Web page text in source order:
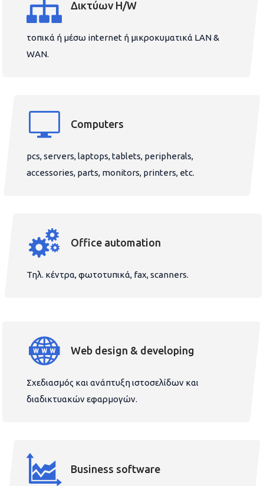
Δικτύων H/W
τοπικά ή μέσω internet ή μικροκυματικά LAN &
WAN.
Computers
pcs, servers, laptops, tablets, peripherals,
accessories, parts, monitors, printers, etc.
Office automation
Τηλ. κέντρα, φωτοτυπικά, fax, scanners.
Web design & developing
Σχεδιασμός και ανάπτυξη ιστοσελίδων και
διαδικτυακών εφαρμογών.
Business software